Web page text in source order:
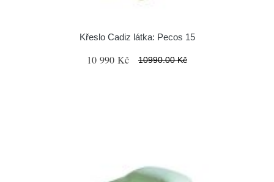
Křeslo Cadiz látka: Pecos 15
10 990 Kč 10990.00 Kč